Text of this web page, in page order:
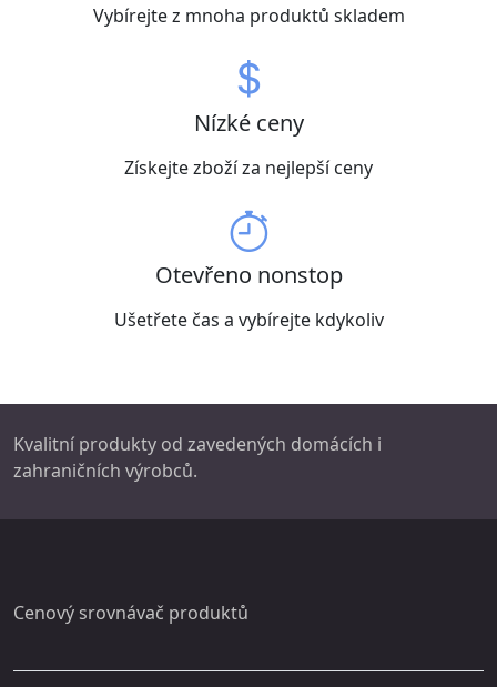
Vybírejte z mnoha produktů skladem
Nízké ceny
Získejte zboží za nejlepší ceny
Otevřeno nonstop
Ušetřete čas a vybírejte kdykoliv
Kvalitní produkty od zavedených domácích i
zahraničních výrobců.
Cenový srovnávač produktů